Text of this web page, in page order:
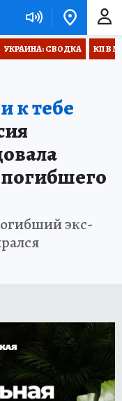
УКРАИНА: СВОДКА КП В
к тебе
экс-